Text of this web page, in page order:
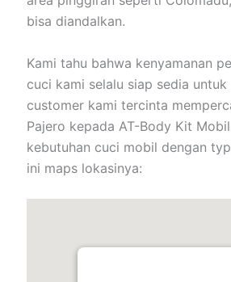
bisa diandalkan.
Kami tahu bahwa kenyamanan
cuci kami selalu siap sedia
customer kami tercinta
Pajero kepada AT-Body Kit
kebutuhan cuci mobil dengan
ini maps lokasinya: